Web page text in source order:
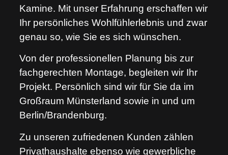
Kamine. Mit unser Erfahrung erschaffen wir
Ihr persönliches Wohlfühlerlebnis und zwar
genau so, wie Sie es sich wünschen.
Von der professionellen Planung bis zur
fachgerechten Montage, begleiten wir Ihr
Projekt. Persönlich sind wir für Sie da im
Großraum Münsterland sowie in und um
Berlin/Brandenburg.
Zu unseren zufriedenen Kunden zählen
Privathaushalte ebenso wie gewerbliche